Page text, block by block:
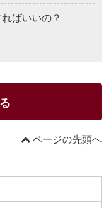
ばいいの？
ページの先頭へ